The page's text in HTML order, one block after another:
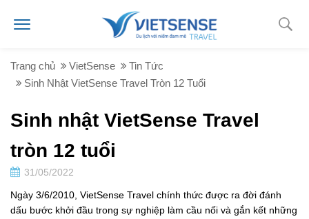
Trang chủ VietSense
Tin Tức
Sinh Nhật VietSense Travel Tròn 12 Tuổi
Sinh nhật VietSense Travel
tròn 12 tuổi
31/05/2022
Ngày 3/6/2010, VietSense Travel chính thức được ra đời đánh
dấu bước khởi đầu trong sự nghiệp làm cầu nối và gắn kết những